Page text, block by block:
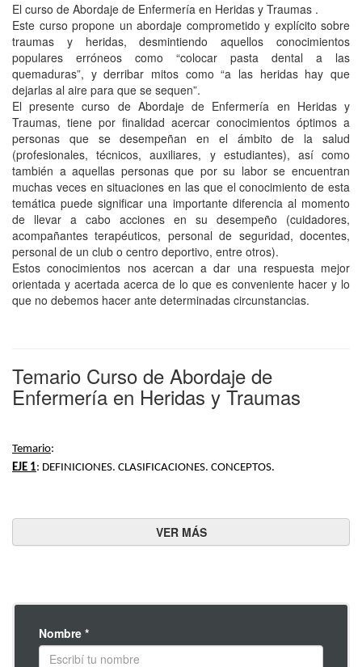
El curso de Abordaje de Enfermería en Heridas y Traumas .
Este curso propone un abordaje comprometido y explícito sobre
traumas y heridas, desmintiendo aquellos conocimientos
populares erróneos como “colocar pasta dental a las
quemaduras”, y derribar mitos como “a las heridas hay que
dejarlas al aire para que se sequen”.
El presente curso de Abordaje de Enfermería en Heridas y
Traumas, tiene por finalidad acercar conocimientos óptimos a
personas que se desempeñan en el ámbito de la salud
(profesionales, técnicos, auxiliares, y estudiantes), así como
también a aquellas personas que por su labor se encuentran
muchas veces en situaciones en las que el conocimiento de esta
temática puede significar una importante diferencia al momento
de llevar a cabo acciones en su desempeño (cuidadores,
acompañantes terapéuticos, personal de seguridad, docentes,
personal de un club o centro deportivo, entre otros).
Estos conocimientos nos acercan a dar una respuesta mejor
orientada y acertada acerca de lo que es conveniente hacer y lo
que no debemos hacer ante determinadas circunstancias.
Temario Curso de Abordaje de
Enfermería en Heridas y Traumas
Temario:
EJE 1: DEFINICIONES. CLASIFICACIONES. CONCEPTOS.
1.3 Ilustraciones de cada tipo de herida.
2.3 Infección.
Nombre *